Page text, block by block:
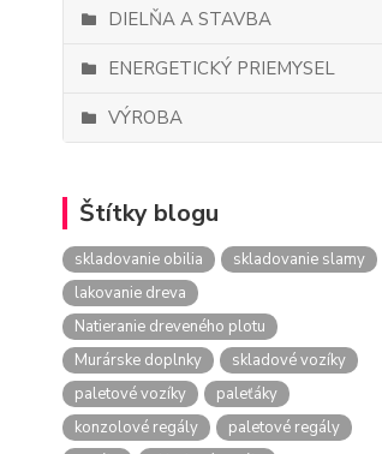
DIELŇA A STAVBA
ENERGETICKÝ PRIEMYSEL
VÝROBA
Štítky blogu
skladovanie obilia
skladovanie slamy
lakovanie dreva
Natieranie dreveného plotu
Murárske doplnky
skladové vozíky
paletové vozíky
paleťáky
konzolové regály
paletové regály